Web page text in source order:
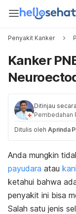
Penyakit Kanker
Kanker
Ditinjau
Pembedahan
Ditulis oleh Aprinda
Anda mungkin
payudara atau
ketahui bahwa
penyakit ini bisa
Salah satu jenis